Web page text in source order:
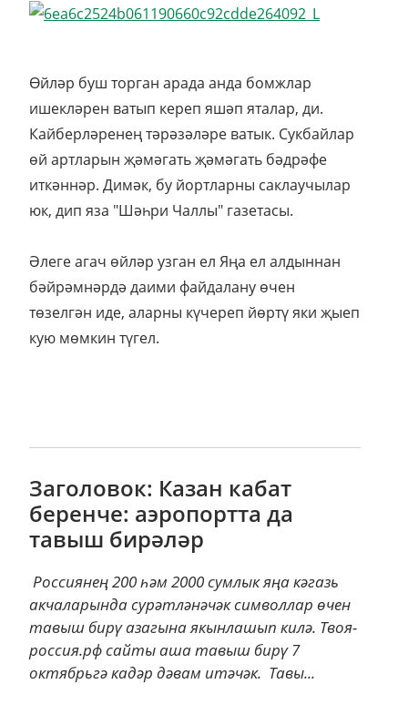
Өйләр буш торган арада анда бомжлар
ишекләрен ватып кереп яшәп яталар, ди.
Кайберләренең тәрәзәләре ватык. Сукбайлар
өй артларын җәмәгать җәмәгать бәдрәфе
иткәннәр. Димәк, бу йортларны саклаучылар
юк, дип яза "Шәһри Чаллы" газетасы.
Әлеге агач өйләр узган ел Яңа ел алдыннан
бәйрәмнәрдә даими файдалану өчен
төзелгән иде, аларны күчереп йөртү яки җыеп
кую мөмкин түгел.
Заголовок: Казан кабат
беренче: аэропортта да
тавыш бирәләр
Россиянең 200 һәм 2000 сумлык яңа кәгазь
акчаларында сурәтләнәчәк символлар өчен
тавыш бирү азагына якынлашып килә. Твоя-
россия.рф сайты аша тавыш бирү 7
октябрьгә кадәр дәвам итәчәк. Тавы...